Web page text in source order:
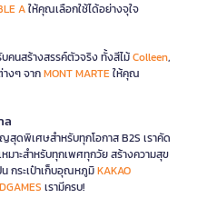
Aให้คุณเลือกใช้ได้อย่างจุใจ
คนสร้างสรรค์ตัวจริง ทั้งสีไม้Colleen,
งๆ จากMONT MARTEให้คุณ
ล
ดพิเศษสำหรับทุกโอกาส B2S เราคัด
มาะสำหรับทุกเพศทุกวัย สร้างความสุข
กระเป๋าเก็บอุณหภูมิKAKAO
เรามีครบ!